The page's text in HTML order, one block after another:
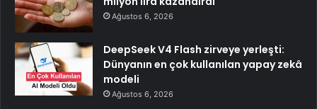
Ağustos 6, 2026
DeepSeek V4 Flash zirveye yerleşti:
Dünyanın en çok kullanılan yapay zekâ
modeli
Ağustos 6, 2026